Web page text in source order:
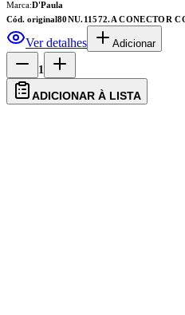
Marca:D'Paula
Cód. original80NU.11572.A CONECTOR
Ver detalhes Adicionar
1
ADICIONAR À LISTA